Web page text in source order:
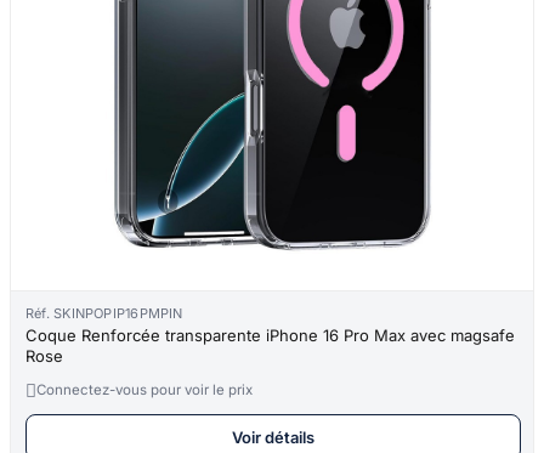
Réf. SKINPOPIP16PMPIN
Coque Renforcée transparente iPhone 16 Pro Max avec magsafe
Rose
Connectez-vous pour voir le prix
Voir détails